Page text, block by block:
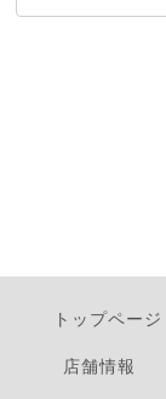
トップページ
店舗情報